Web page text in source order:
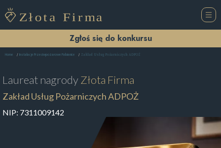
Zgłoś się do konkursu
Home Instalacje Przeciwpożarowe Pabianice Zakład Usług Pożarniczych ADPOŻ
Laureat nagrodyZłota Firma
Zakład Usług Pożarniczych ADPOŻ
NIP: 7311009142